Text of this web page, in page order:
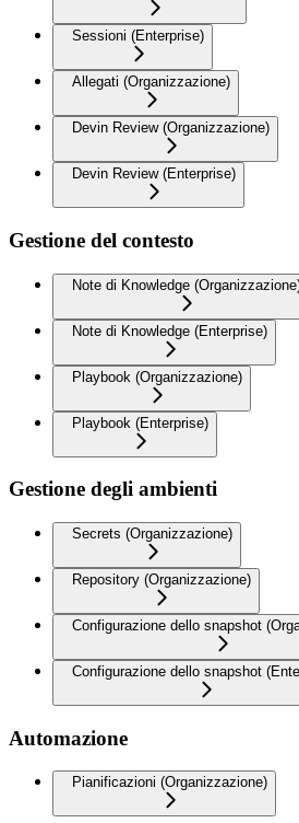
Sessioni (Enterprise)
Allegati (Organizzazione)
Devin Review (Organizzazione)
Devin Review (Enterprise)
Gestione del contesto
Note di Knowledge
Note di Knowledge (Enterprise)
Playbook (Organizzazione)
Playbook (Enterprise)
Gestione degli ambienti
Secrets (Organizzazione)
Repository (Organizzazione)
Configurazione dello snapshot
Configurazione dello snapshot
Automazione
Pianificazioni (Organizzazione)